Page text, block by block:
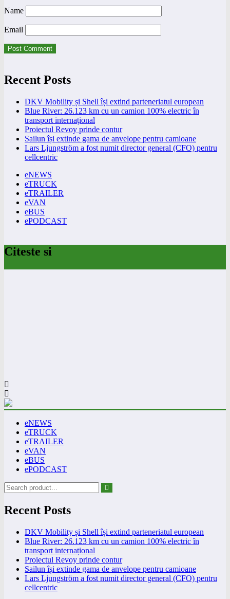
Name
Email
Recent Posts
DKV Mobility și Shell își extind parteneriatul european
Blue River: 26.123 km cu un camion 100% electric în
transport internațional
Proiectul Revoy prinde contur
Sailun își extinde gama de anvelope pentru camioane
Lars Ljungström a fost numit director general (CFO) pentru
cellcentric
eNEWS
eTRUCK
eTRAILER
eVAN
eBUS
ePODCAST
Citeste si
eNEWS
eTRUCK
eTRAILER
eVAN
eBUS
ePODCAST
Recent Posts
DKV Mobility și Shell își extind parteneriatul european
Blue River: 26.123 km cu un camion 100% electric în
transport internațional
Proiectul Revoy prinde contur
Sailun își extinde gama de anvelope pentru camioane
Lars Ljungström a fost numit director general (CFO) pentru
cellcentric